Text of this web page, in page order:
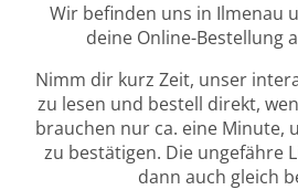
Wir befinden uns in Ilmenau
deine Online-Bestellung
Nimm dir kurz Zeit, unser
zu lesen und bestell direkt,
brauchen nur ca. eine Minute,
zu bestätigen. Die ungefähre
dann auch gleich